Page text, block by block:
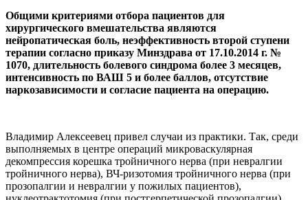
Общими критериями отбора пациентов для
хирургического вмешательства являются
нейропатическая боль, неэффективность второй ступени
терапии согласно приказу Минздрава от 17.10.2014 г. №
1070, длительность болевого синдрома более 3 месяцев,
интенсивность по ВАШ 5 и более баллов, отсутствие
наркозависимости и согласие пациента на операцию.
Владимир Алексеевец привел случаи из практики. Так, среди
выполняемых в центре операций микроваскулярная
декомпрессия корешка тройничного нерва (при невралгии
тройничного нерва), ВЧ-ризотомия тройничного нерва (при
прозопалгии и невралгии у пожилых пациентов),